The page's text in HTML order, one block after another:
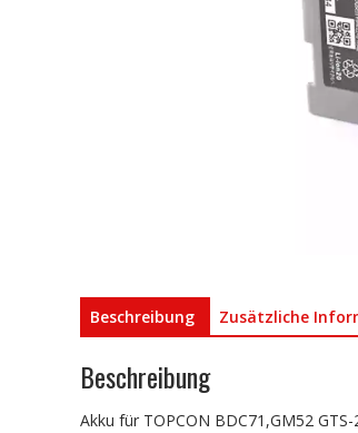
Beschreibung Zusätzliche
Beschreibung
Akku für TOPCON BDC71,GM52